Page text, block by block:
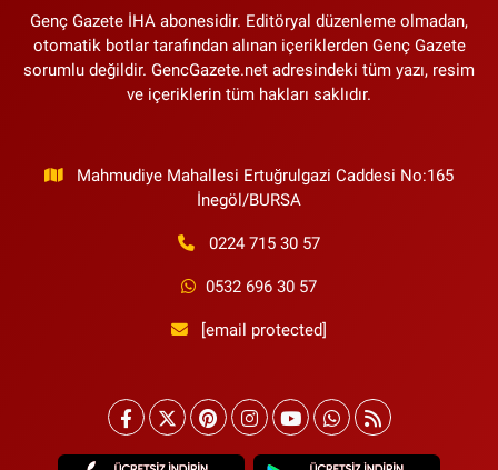
Genç Gazete İHA abonesidir. Editöryal düzenleme olmadan,
otomatik botlar tarafından alınan içeriklerden Genç Gazete
sorumlu değildir. GencGazete.net adresindeki tüm yazı, resim
ve içeriklerin tüm hakları saklıdır.
Mahmudiye Mahallesi Ertuğrulgazi Caddesi No:165
İnegöl/BURSA
0224 715 30 57
0532 696 30 57
[email protected]